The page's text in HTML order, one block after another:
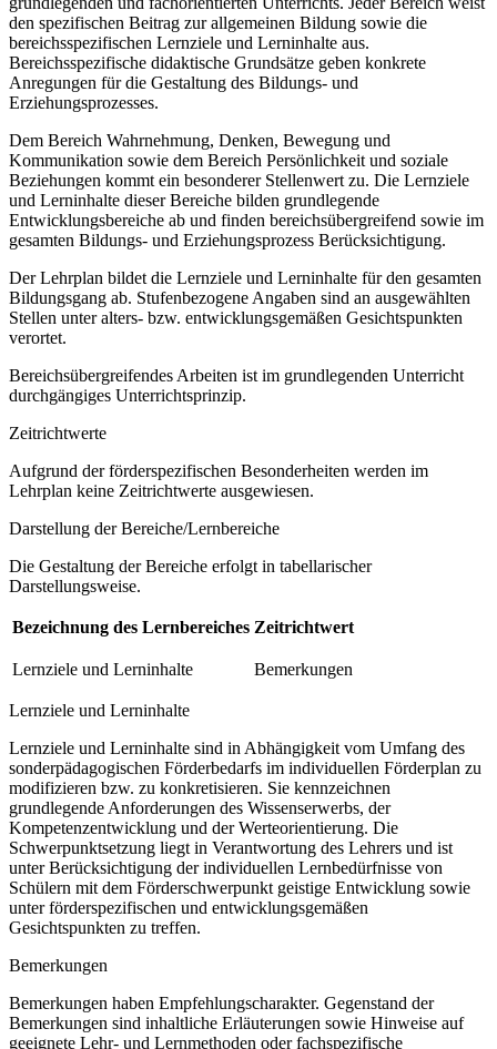
den spezifischen Beitrag zur allgemeinen Bildung sowie die
bereichsspezifischen Lernziele und Lerninhalte aus.
Bereichsspezifische didaktische Grundsätze geben konkrete
Anregungen für die Gestaltung des Bildungs- und
Erziehungsprozesses.
Dem Bereich Wahrnehmung, Denken, Bewegung und
Kommunikation sowie dem Bereich Persönlichkeit und soziale
Beziehungen kommt ein besonderer Stellenwert zu. Die Lernziele
und Lerninhalte dieser Bereiche bilden grundlegende
Entwicklungsbereiche ab und finden bereichsübergreifend sowie im
gesamten Bildungs- und Erziehungsprozess Berücksichtigung.
Der Lehrplan bildet die Lernziele und Lerninhalte für den gesamten
Bildungsgang ab. Stufenbezogene Angaben sind an ausgewählten
Stellen unter alters- bzw. entwicklungsgemäßen Gesichtspunkten
verortet.
Bereichsübergreifendes Arbeiten ist im grundlegenden Unterricht
durchgängiges Unterrichtsprinzip.
Zeitrichtwerte
Aufgrund der förderspezifischen Besonderheiten werden im
Lehrplan keine Zeitrichtwerte ausgewiesen.
Darstellung der Bereiche/Lernbereiche
Die Gestaltung der Bereiche erfolgt in tabellarischer
Darstellungsweise.
Bezeichnung des Lernbereiches Zeitrichtwert
Lernziele und Lerninhalte Bemerkungen
Lernziele und Lerninhalte
Lernziele und Lerninhalte sind in Abhängigkeit vom Umfang des
sonderpädagogischen Förderbedarfs im individuellen Förderplan zu
modifizieren bzw. zu konkretisieren. Sie kennzeichnen
grundlegende Anforderungen des Wissenserwerbs, der
Kompetenzentwicklung und der Werteorientierung. Die
Schwerpunktsetzung liegt in Verantwortung des Lehrers und ist
unter Berücksichtigung der individuellen Lernbedürfnisse von
Schülern mit dem Förderschwerpunkt geistige Entwicklung sowie
unter förderspezifischen und entwicklungsgemäßen
Gesichtspunkten zu treffen.
Bemerkungen
Bemerkungen haben Empfehlungscharakter. Gegenstand der
Bemerkungen sind inhaltliche Erläuterungen sowie Hinweise auf
geeignete Lehr- und Lernmethoden oder fachspezifische